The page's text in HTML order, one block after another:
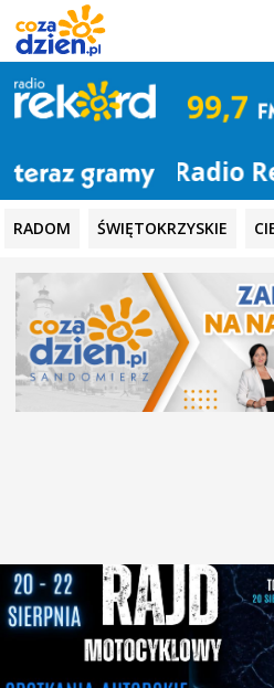
Radio
RADOM ŚWIĘTOKRZYSKIE